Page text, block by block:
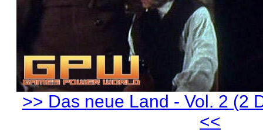
>> Das neue Land - Vol. 2 (2
<<